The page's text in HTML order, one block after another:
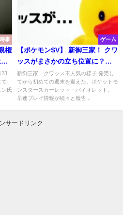
時事
権
23
、
ン氏
ゲーム
【ポケモンSV】 新御三家！ クワ
ッスがまさかの立ち位置に？！
スカーレット・バイオレット
新御三家 クワッス不人気の様子 発売し
てから初めての週末を迎えた、ポケットモ
ンスタースカーレット・バイオレット。
早速プレイ情報が続々と報告...
サードリンク